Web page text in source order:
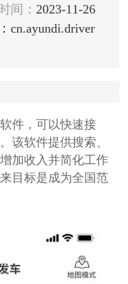
间： 2023-11-26
cn.ayundi.driver
件，可以快速接
该软件提供搜索、
加收入并简化工作
目标是成为全国范